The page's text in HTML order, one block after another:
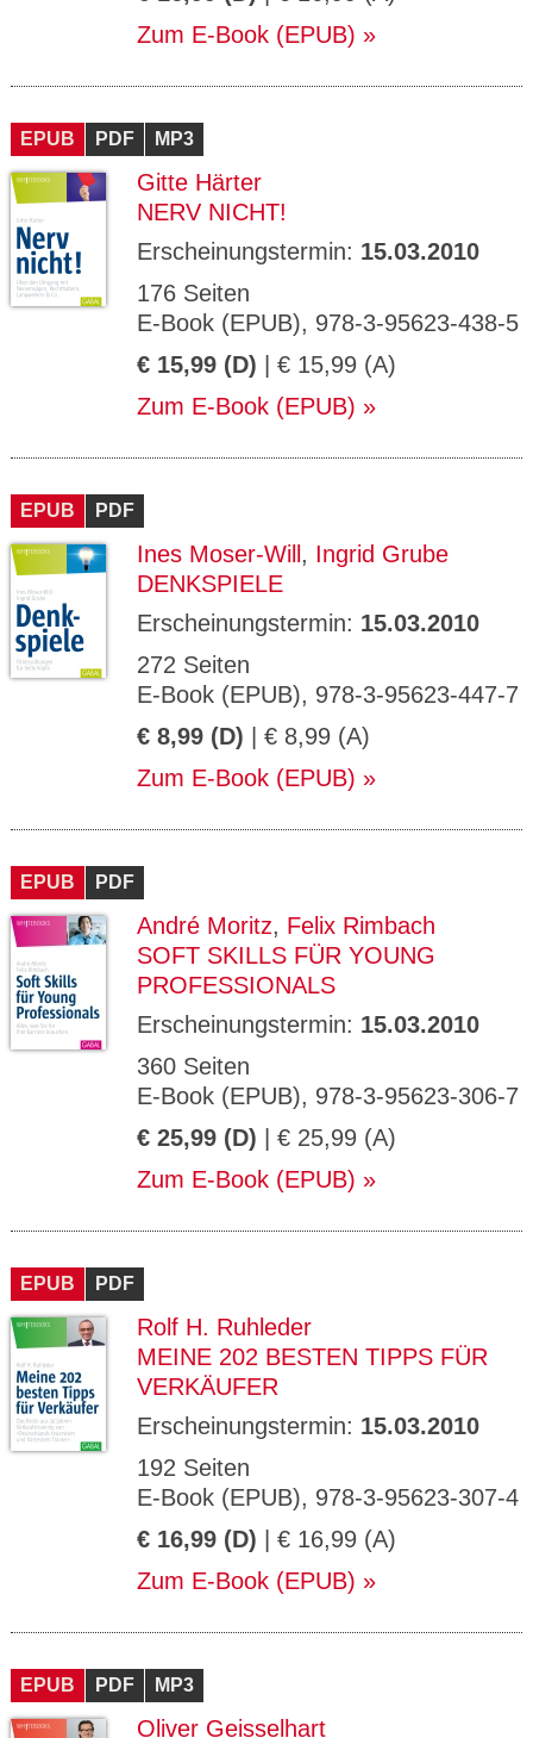
Zum E-Book (EPUB)
EPUB PDF MP3
Gitte Härter
NERV NICHT!
Erscheinungstermin: 15.03.2010
176 Seiten
E-Book (EPUB), 978-3-95623-438-5
€ 15,99 (D) | € 15,99 (A)
Zum E-Book (EPUB)
EPUB PDF
Ines Moser-Will , Ingrid Grube
DENKSPIELE
Erscheinungstermin: 15.03.2010
272 Seiten
E-Book (EPUB), 978-3-95623-447-7
€ 8,99 (D) | € 8,99 (A)
Zum E-Book (EPUB)
EPUB PDF
André Moritz, Felix Rimbach
SOFT SKILLS FÜR YOUNG
PROFESSIONALS
Erscheinungstermin: 15.03.2010
360 Seiten
E-Book (EPUB), 978-3-95623-306-7
€ 25,99 (D) | € 25,99 (A)
Zum E-Book (EPUB)
EPUB PDF
Rolf H. Ruhleder
MEINE 202 BESTEN TIPPS FÜR
VERKÄUFER
Erscheinungstermin: 15.03.2010
192 Seiten
E-Book (EPUB), 978-3-95623-307-4
€ 16,99 (D) | € 16,99 (A)
Zum E-Book (EPUB)
EPUB PDF MP3
Oliver Geisselhart